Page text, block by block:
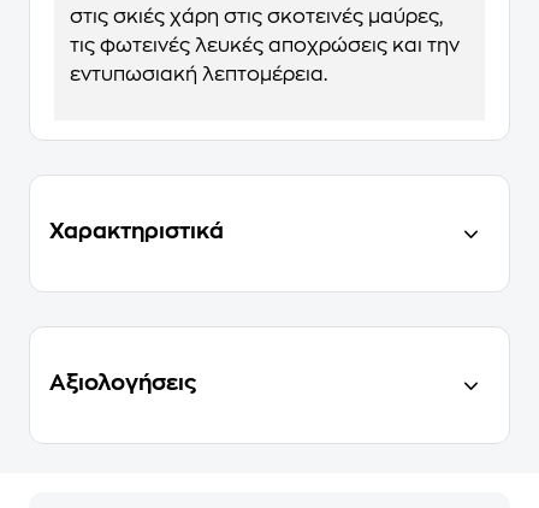
στις σκιές χάρη στις σκοτεινές μαύρες,
τις φωτεινές λευκές αποχρώσεις και την
εντυπωσιακή λεπτομέρεια.
Χαρακτηριστικά
Αξιολογήσεις